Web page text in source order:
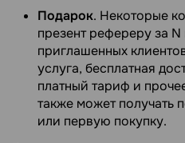
Подарок. Некоторые
презент рефереру за N
приглашенных
услуга, бесплатная
платный тариф и
также может получать
или первую покупку.